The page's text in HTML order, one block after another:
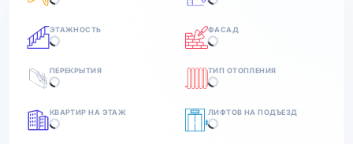
ЭТАЖНОСТЬ ФАСАД
ПЕРЕКРЫТИЯ ТИП ОТОПЛЕНИЯ
КВАРТИР НА ЭТАЖ ЛИФТОВ НА ПОДЪЕЗД